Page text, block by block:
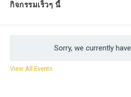
กิจกรรมเร็วๆ นี้
Sorry, we currently
View All Events